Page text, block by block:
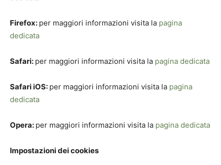
Firefox: per maggiori informazioni visita la pagina
dedicata
Safari: per maggiori informazioni visita la pagina dedicata
Safari iOS: per maggiori informazioni visita la pagina
dedicata
Opera: per maggiori informazioni visita la pagina dedicata
Impostazioni dei cookies